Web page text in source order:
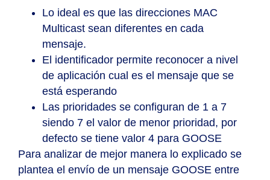
Lo ideal es que las direcciones MAC
Multicast sean diferentes en cada
mensaje.
El identificador permite reconocer a nivel
de aplicación cual es el mensaje que se
está esperando
Las prioridades se configuran de 1 a 7
siendo 7 el valor de menor prioridad, por
defecto se tiene valor 4 para GOOSE
Para analizar de mejor manera lo explicado se
plantea el envío de un mensaje GOOSE entre